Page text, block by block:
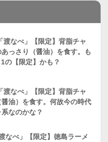
渡なべ」【限定】背脂チャ
っさり（醤油）を食す。も
の【限定】かも？
渡なべ」【限定】背脂チャ
油）を食す。何故今の時代
なのかな？
なべ」【限定】徳島ラーメ